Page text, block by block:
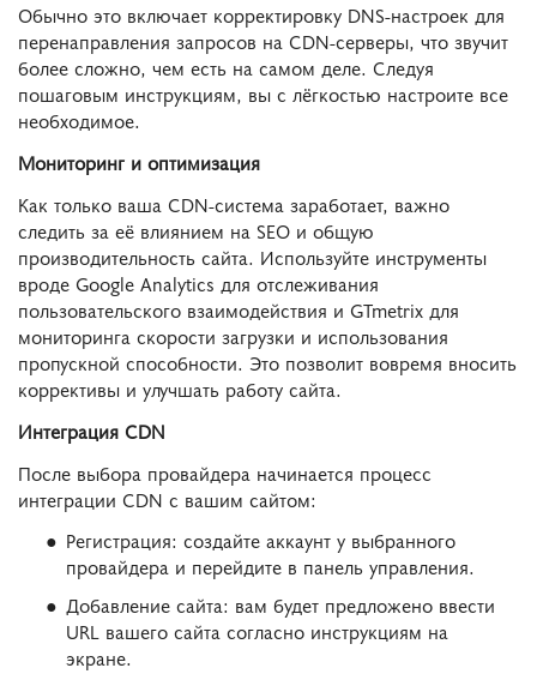
Обычно это включает корректировку DNS-настроек для
перенаправления запросов на CDN-серверы, что звучит
более сложно, чем есть на самом деле. Следуя
пошаговым инструкциям, вы с лёгкостью настроите все
необходимое.
Мониторинг и оптимизация
Как только ваша CDN-система заработает, важно
следить за её влиянием на SEO и общую
производительность сайта. Используйте инструменты
вроде Google Analytics для отслеживания
пользовательского взаимодействия и GTmetrix для
мониторинга скорости загрузки и использования
пропускной способности. Это позволит вовремя вносить
коррективы и улучшать работу сайта.
Интеграция CDN
После выбора провайдера начинается процесс
интеграции CDN с вашим сайтом:
Регистрация: создайте аккаунт у выбранного
провайдера и перейдите в панель управления.
Добавление сайта: вам будет предложено ввести
URL вашего сайта согласно инструкциям на
экране.